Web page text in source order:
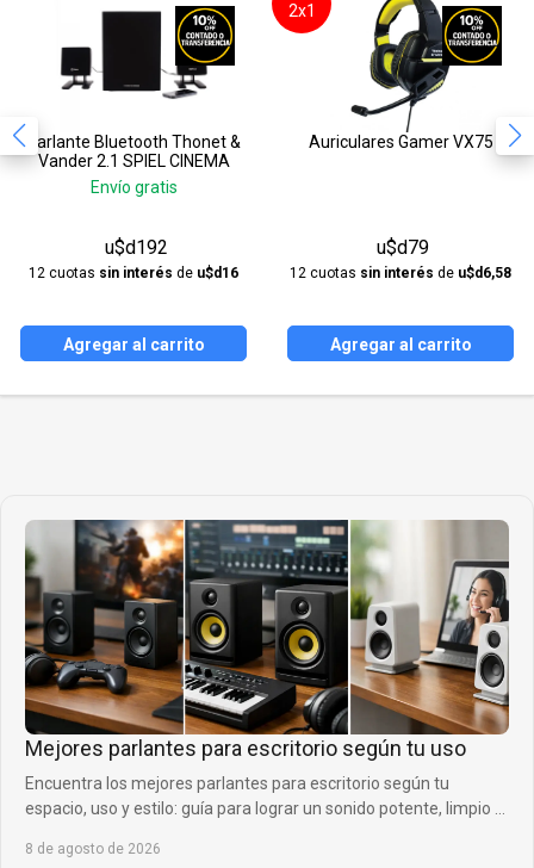
Parlante Bluetooth Thonet &
Vander 2.1 SPIEL CINEMA
Envío gratis
u$d192
12 cuotas sin interés de u$d16
Agregar al carrito
Auriculares Gamer VX75
2x1
u$d79
12 cuotas sin interés de u$d6,58
Agregar al carrito
Mejores parlantes para escritorio según tu uso
Encuentra los mejores parlantes para escritorio según tu
espacio, uso y estilo: guía para lograr un sonido potente, limpio y
8 de agosto de 2026